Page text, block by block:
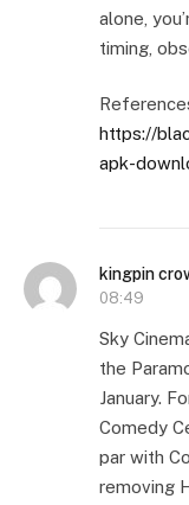
alone,
timing,
https://
apk-
kingpin
08:49
Sky
the
January.
Comedy
par with
removing